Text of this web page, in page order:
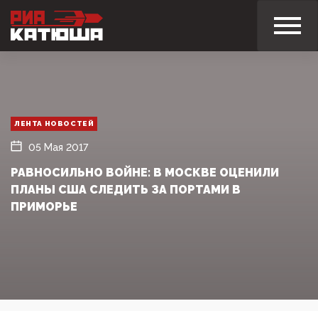
ЛЕНТА НОВОСТЕЙ
05 Мая 2017
РАВНОСИЛЬНО ВОЙНЕ: В МОСКВЕ ОЦЕНИЛИ
ПЛАНЫ США СЛЕДИТЬ ЗА ПОРТАМИ В
ПРИМОРЬЕ